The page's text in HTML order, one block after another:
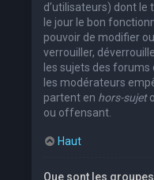
d’utilisateurs) dont le
le jour le bon
pouvoir de modifier
verrouiller,
les sujets des forums
les modérateurs
partent en hors-sujet
ou offensant.
Haut
Que sont les